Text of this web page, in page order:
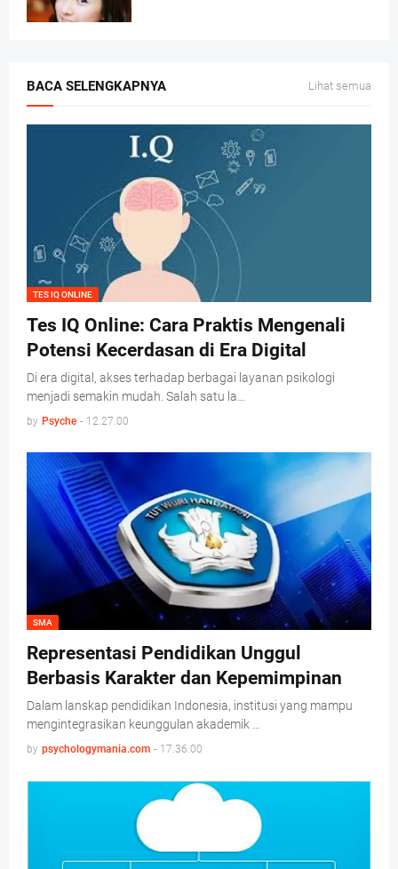
BACA SELENGKAPNYA Lihat semua
TES IQ ONLINE
Tes IQ Online: Cara Praktis Mengenali
Potensi Kecerdasan di Era Digital
Di era digital, akses terhadap berbagai layanan psikologi
menjadi semakin mudah. Salah satu la…
by Psyche - 12.27.00
SMA
Representasi Pendidikan Unggul
Berbasis Karakter dan Kepemimpinan
Dalam lanskap pendidikan Indonesia, institusi yang mampu
mengintegrasikan keunggulan akademik …
by psychologymania.com - 17.36.00